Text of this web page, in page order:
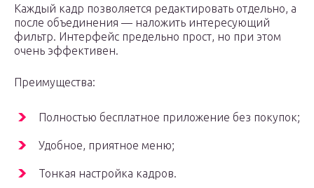
Каждый кадр позволяется редактировать отдельно, а
после объединения — наложить интересующий
фильтр. Интерфейс предельно прост, но при этом
очень эффективен.
Преимущества:
Полностью бесплатное приложение без покупок;
Удобное, приятное меню;
Тонкая настройка кадров.